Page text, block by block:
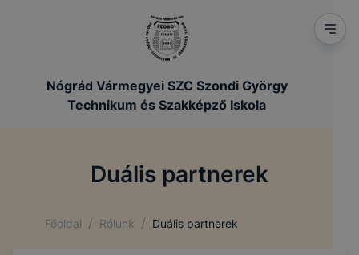
Nógrád Vármegyei SZC Szondi György
Technikum és Szakképző Iskola
Duális partnerek
Főoldal / Rólunk / Duális partnerek